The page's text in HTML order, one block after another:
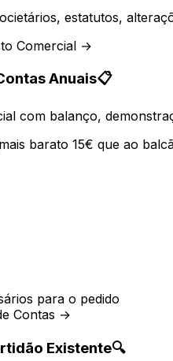
estatutos,
Comercial →
Anuais📋
com balanço,
barato 15€ que ao
para o pedido
Contas →
Existente🔍